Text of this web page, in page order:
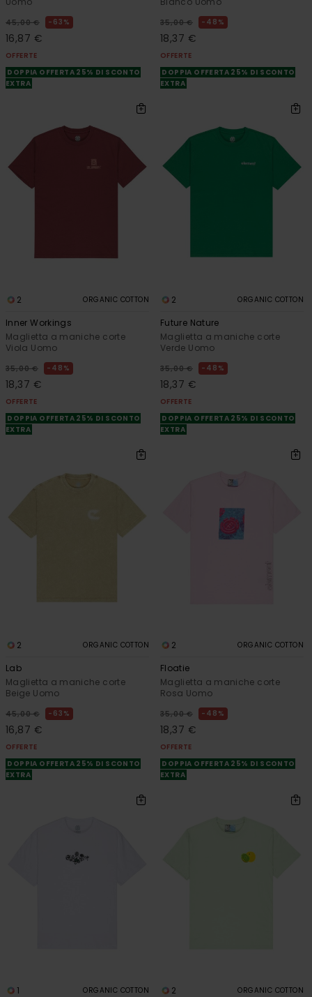
45,00 € 63%
16,87 €
OFFERTE
DOPPIA OFFERTA 25% DI SCONTO
EXTRA
35,00 € 48%
18,37 €
OFFERTE
DOPPIA OFFERTA 25% DI SCONTO
EXTRA
2 ORGANIC COTTON
Inner Workings
Maglietta a maniche corte
Viola Uomo
35,00 € 48%
18,37 €
OFFERTE
DOPPIA OFFERTA 25% DI SCONTO
EXTRA
2 ORGANIC COTTON
Future Nature
Maglietta a maniche corte
Verde Uomo
35,00 € 48%
18,37 €
OFFERTE
DOPPIA OFFERTA 25% DI SCONTO
EXTRA
2 ORGANIC COTTON
Lab
Maglietta a maniche corte
Beige Uomo
45,00 € 63%
16,87 €
OFFERTE
DOPPIA OFFERTA 25% DI SCONTO
EXTRA
2 ORGANIC COTTON
Floatie
Maglietta a maniche corte
Rosa Uomo
35,00 € 48%
18,37 €
OFFERTE
DOPPIA OFFERTA 25% DI SCONTO
EXTRA
1 ORGANIC COTTON 2 ORGANIC COTTON